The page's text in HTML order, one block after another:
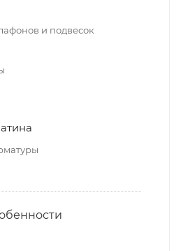
и подвесок